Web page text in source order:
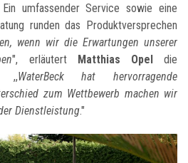
umfassender Service sowie eine
runden das Produktversprechen
wenn wir die Erwartungen unserer
", erläutert Matthias Opeldie
,,WaterBeck hat hervorragende
zum Wettbewerb machen wir
Dienstleistung."